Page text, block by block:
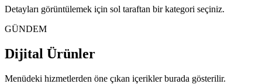
Detayları görüntülemek için sol taraftan bir kategori seçiniz.
GÜNDEM
Dijital Ürünler
Menüdeki hizmetlerden öne çıkan içerikler burada gösterilir.